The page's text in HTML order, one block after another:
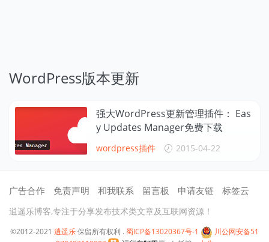
WordPress版本更新
强大WordPress更新管理插件： Eas
y Updates Manager免费下载
wordpress插件 2015-04-22
广告合作 免责声明 和我联系 留言板 申请友链 标签云
逍遥乐博客,专注于分享发布技术类文章及互联网资源！
©2012-2021 逍遥乐保留所有权利 . 蜀ICP备13020367号-1
川公网安备51